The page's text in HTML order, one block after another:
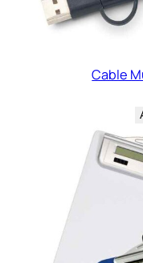
Cable